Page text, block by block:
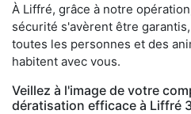
À Liffré, grâce à notre
sécurité s'avèrent être
toutes les personnes et des
habitent avec vous.
Veillez à l'image de votre
dératisation efficace à Liffré